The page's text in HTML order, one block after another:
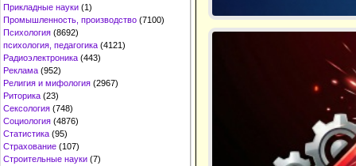
Прикладные науки (1)
Промышленность, производство (7100)
Психология (8692)
психология, педагогика (4121)
Радиоэлектроника (443)
Реклама (952)
Религия и мифология (2967)
Риторика (23)
Сексология (748)
Социология (4876)
Статистика (95)
Страхование (107)
Строительные науки (7)